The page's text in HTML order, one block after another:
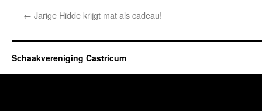
← Jarige Hidde krijgt mat als cadeau!
Schaakvereniging Castricum